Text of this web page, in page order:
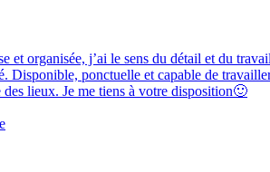
et organisée, j’ai le sens du détail et du
Disponible, ponctuelle et capable de
des lieux. Je me tiens à votre disposition🙂